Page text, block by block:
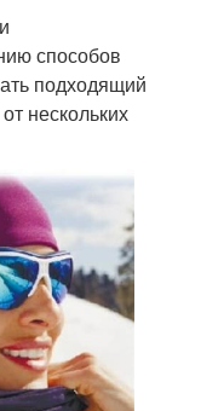
способов
подходящий
нескольких